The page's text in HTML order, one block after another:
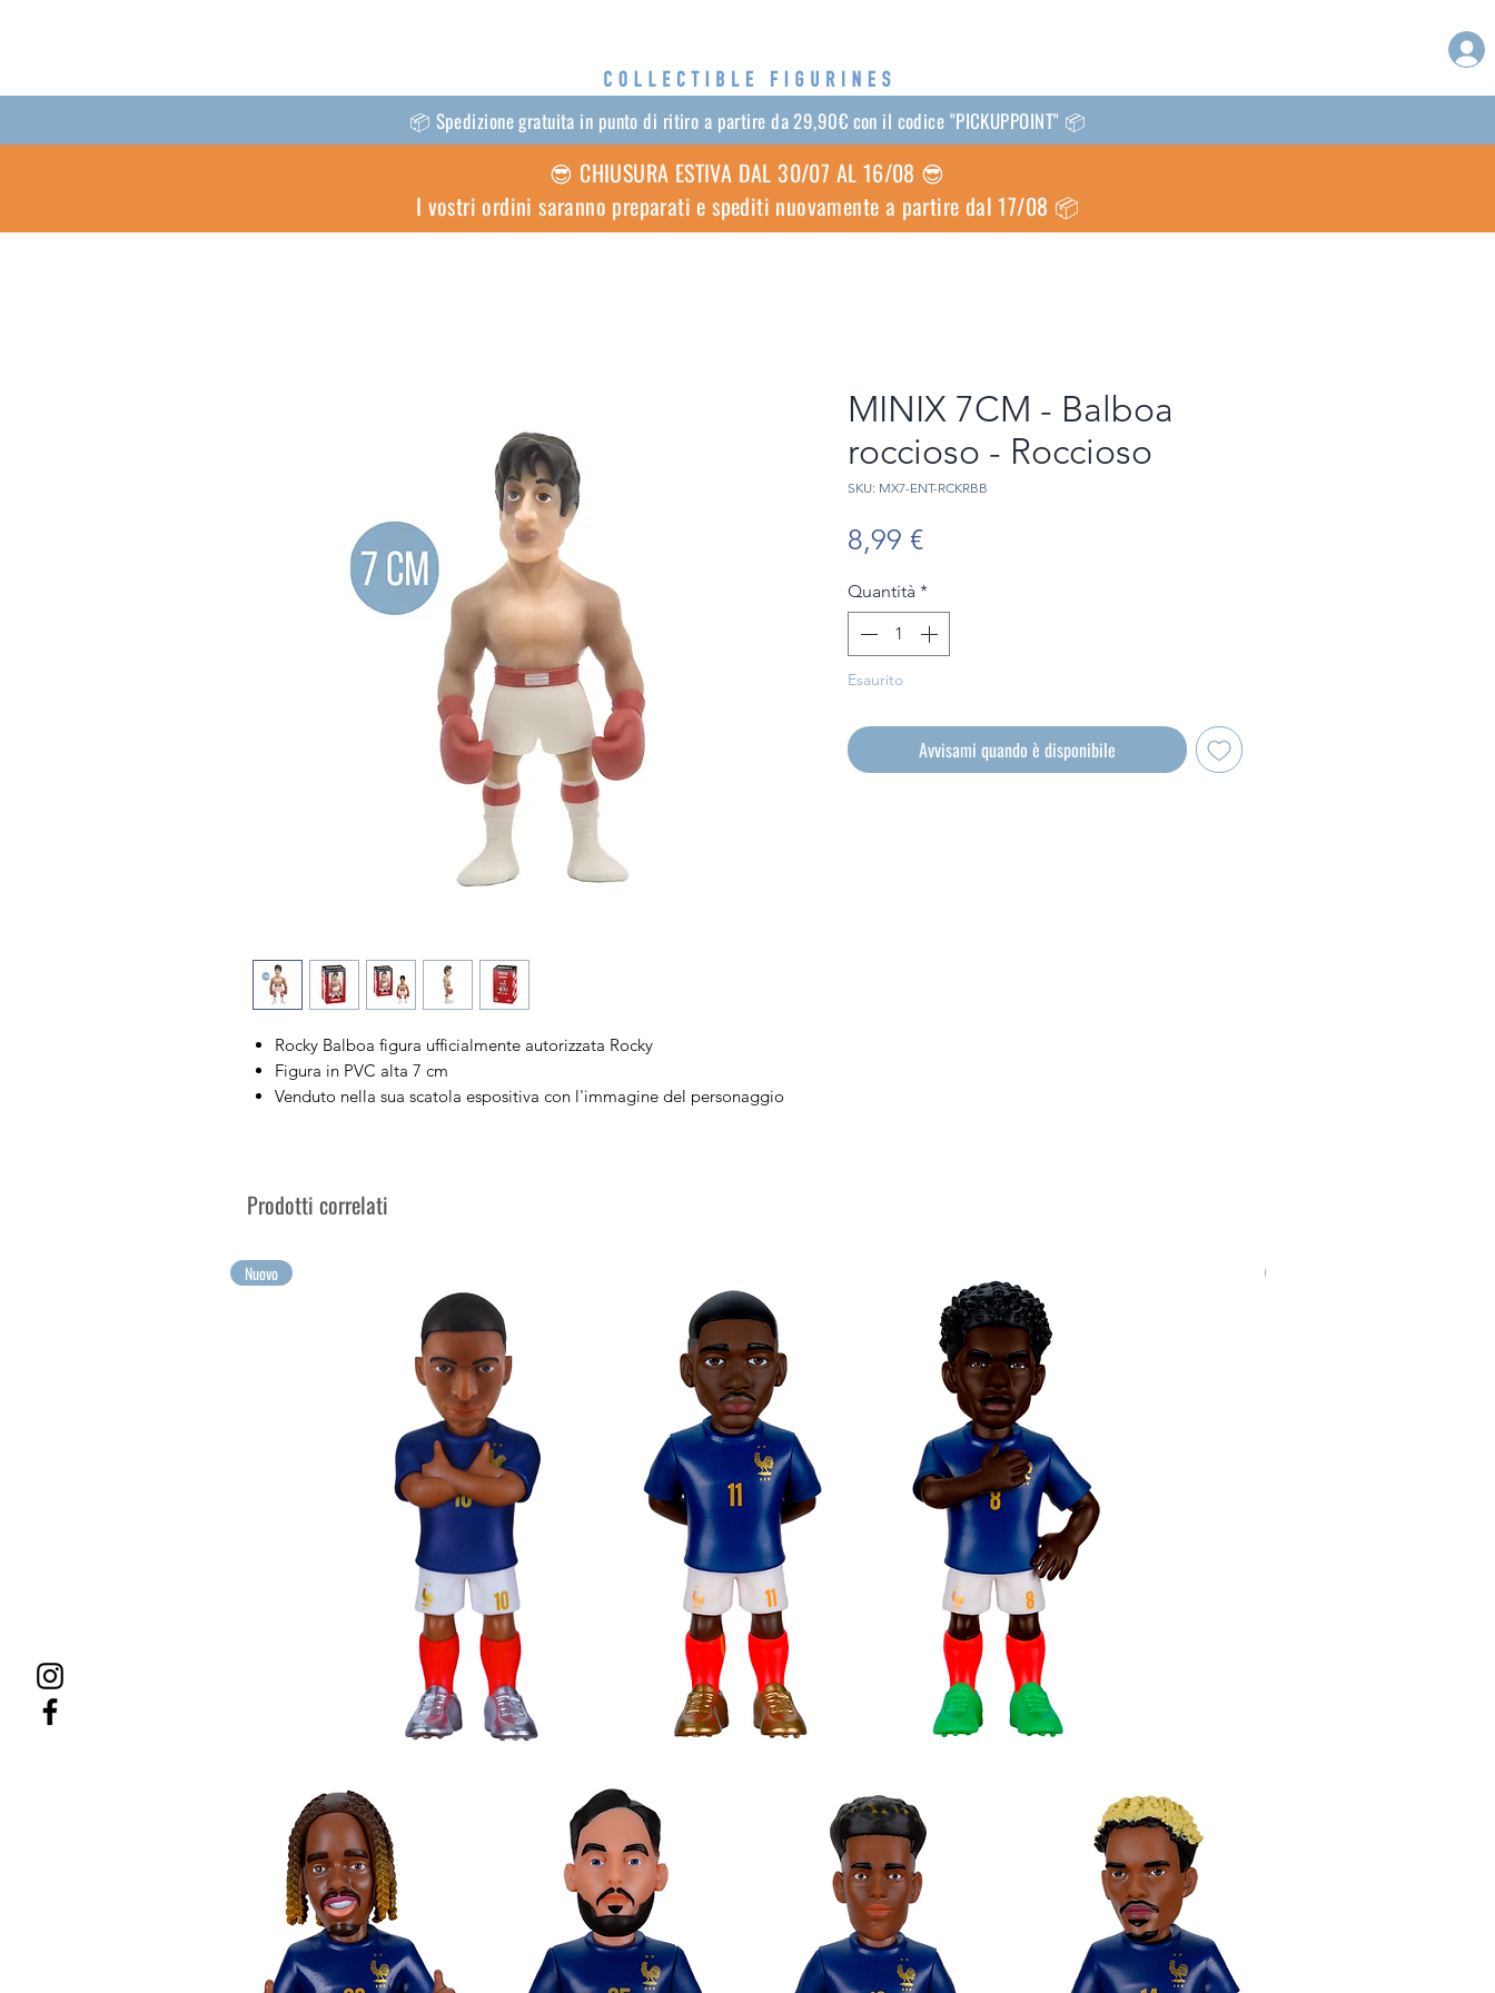
📦 Spedizione gratuita in punto di ritiro a partire da 29,90€ con il codice "PICKUPPOINT" 📦
😎 CHIUSURA ESTIVA DAL 30/07 AL 16/08 😎
I vostri ordini saranno preparati e spediti nuovamente a partire dal 17/08 📦
Rocky Balboa figura ufficialmente autorizzata Rocky
Figura in PVC alta 7 cm
Venduto nella sua scatola espositiva con l'immagine del personaggio
MINIX 7CM - Balboa
roccioso - Roccioso
SKU: MX7-ENT-RCKRBB
8,99 €Prezzo
Quantità *
Esaurito
Avvisami quando è disponibile
Prodotti correlati
Nuovo